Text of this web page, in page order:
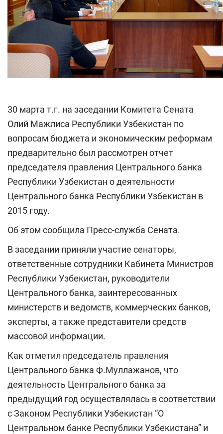
30 марта т.г. на заседании Комитета Сената
Олий Мажлиса Республики Узбекистан по
вопросам бюджета и экономическим реформам
предварительно был рассмотрен отчет
председателя правления Центрального банка
Республики Узбекистан о деятельности
Центрального банка Республики Узбекистан в
2015 году.
Об этом сообщила Пресс-служба Сената.
В заседании приняли участие сенаторы,
ответственные сотрудники Кабинета Министров
Республики Узбекистан, руководители
Центрального банка, заинтересованных
министерств и ведомств, коммерческих банков,
эксперты, а также представители средств
массовой информации.
Как отметил председатель правления
Центрального банка Ф.Муллажанов, что
деятельность Центрального банка за
предыдущий год осуществлялась в соответствии
с Законом Республики Узбекистан “О
Центральном банке Республики Узбекистана” и